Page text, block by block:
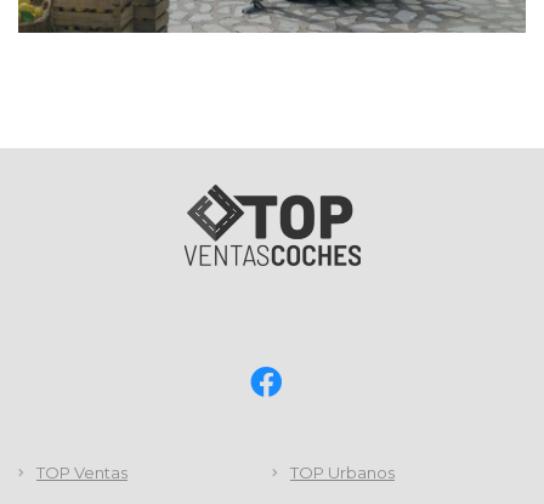
TOP Ventas TOP Urbanos